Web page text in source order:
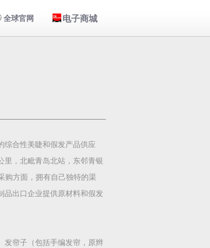
电子商城
全球官网
综合性美睫和假发产品供应
里，北毗青岛北站，东邻青银
购方面，拥有自己独特的渠
品出口企业提供原材料和假发
发帘子（包括手编发帘，原辫